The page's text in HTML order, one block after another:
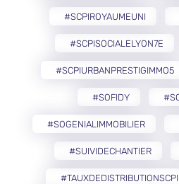
#SCPIROYAUMEUNI
#SCPISOCIALELYON7E
#SCPIURBANPRESTIGIMMO5
#SOFIDY
#SOGENIALIMMOBILIER
#SUIVIDECHANTIER
#TAUXDEDISTRIBUTIONSCPI